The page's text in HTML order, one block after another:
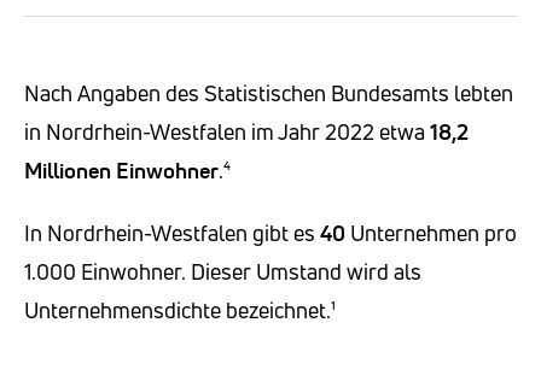
Nach Angaben des Statistischen Bundesamts lebten
in Nordrhein-Westfalen im Jahr 2022 etwa 18,2
Millionen Einwohner.⁴
In Nordrhein-Westfalen gibt es 40 Unternehmen pro
1.000 Einwohner. Dieser Umstand wird als
Unternehmensdichte bezeichnet.¹